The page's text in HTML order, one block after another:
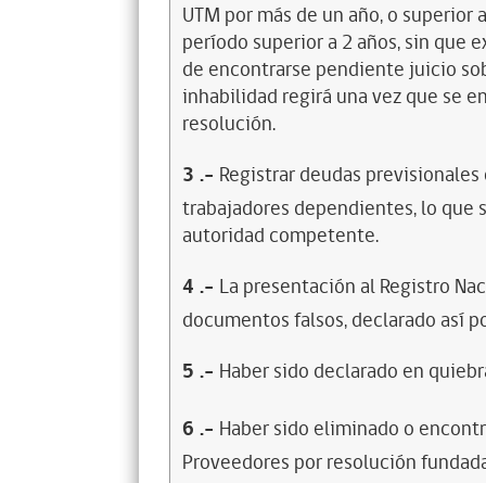
UTM por más de un año, o
período superior a 2 años, sin que
de encontrarse pendiente juicio
inhabilidad regirá una vez que se
resolución.
3 .- Registrar deudas
trabajadores dependientes, lo
autoridad competente.
4 .- La presentación al Registro
documentos falsos, declarado así
5 .- Haber sido declarado en
6 .- Haber sido eliminado o
Proveedores por resolución